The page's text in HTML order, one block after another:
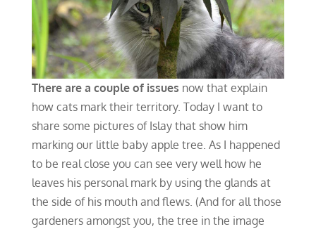
There are a couple of issues now that explain
how cats mark their territory. Today I want to
share some pictures of Islay that show him
marking our little baby apple tree. As I happened
to be real close you can see very well how he
leaves his personal mark by using the glands at
the side of his mouth and flews. (And for all those
gardeners amongst you, the tree in the image